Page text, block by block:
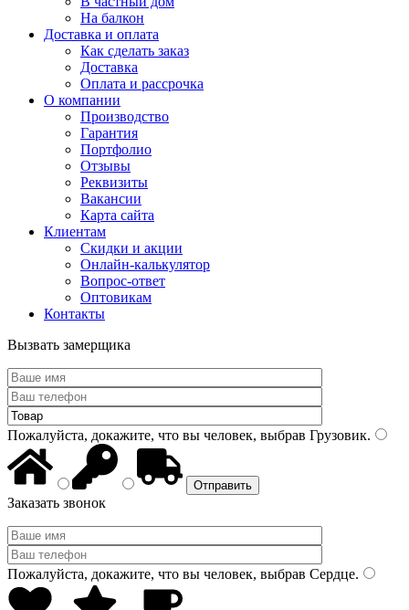
На балкон
Доставка и оплата
Как сделать заказ
Доставка
Оплата и рассрочка
О компании
Производство
Гарантия
Портфолио
Отзывы
Реквизиты
Вакансии
Карта сайта
Клиентам
Скидки и акции
Онлайн-калькулятор
Вопрос-ответ
Оптовикам
Контакты
Вызвать замерщика
Пожалуйста, докажите, что вы человек, выбрав Грузовик.
Заказать звонок
Пожалуйста, докажите, что вы человек, выбрав Сердце.